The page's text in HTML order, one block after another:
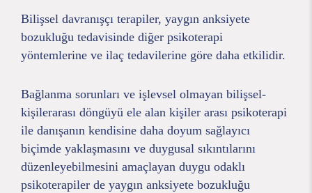
Bilişsel davranışçı terapiler, yaygın anksiyete
bozukluğu tedavisinde diğer psikoterapi
yöntemlerine ve ilaç tedavilerine göre daha etkilidir.
Bağlanma sorunları ve işlevsel olmayan bilişsel-
kişilerarası döngüyü ele alan kişiler arası psikoterapi
ile danışanın kendisine daha doyum sağlayıcı
biçimde yaklaşmasını ve duygusal sıkıntılarını
düzenleyebilmesini amaçlayan duygu odaklı
psikoterapiler de yaygın anksiyete bozukluğu